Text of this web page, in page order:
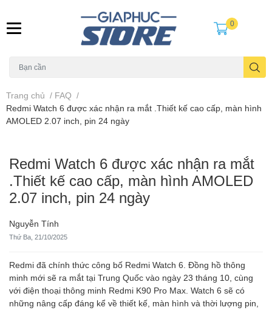
0
Trang chủ / FAQ /
Redmi Watch 6 được xác nhận ra mắt .Thiết kế cao cấp, màn hình
AMOLED 2.07 inch, pin 24 ngày
Redmi Watch 6 được xác nhận ra mắt
.Thiết kế cao cấp, màn hình AMOLED
2.07 inch, pin 24 ngày
Nguyễn Tính
Thứ Ba, 21/10/2025
Redmi đã chính thức công bố Redmi Watch 6. Đồng hồ thông
minh mới sẽ ra mắt tại Trung Quốc vào ngày 23 tháng 10, cùng
với điện thoại thông minh Redmi K90 Pro Max. Watch 6 sẽ có
những nâng cấp đáng kể về thiết kế, màn hình và thời lượng pin,